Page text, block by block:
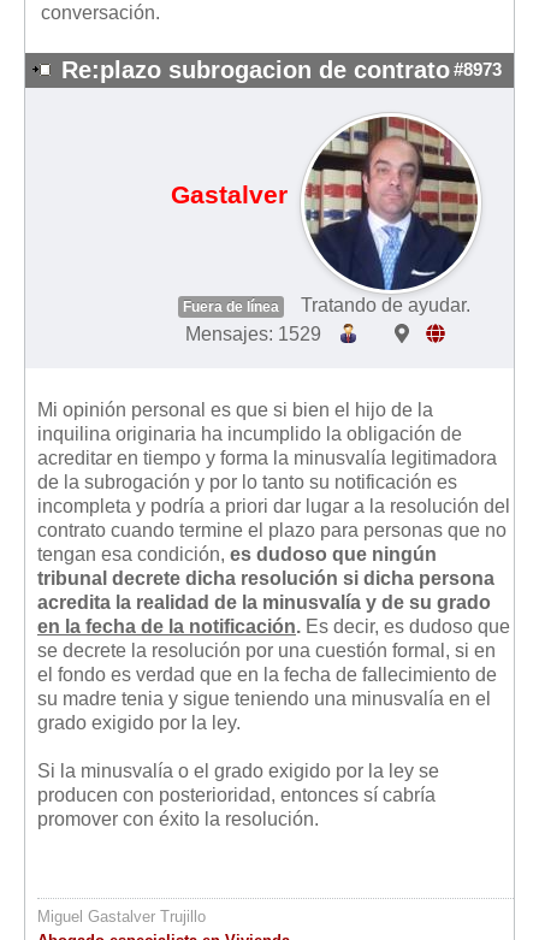
conversación.
Re:plazo subrogacion de contrato#8973
Gastalver
Fuera de línea
Tratando de ayudar.
Mensajes: 1529
Mi opinión personal es que si bien el hijo de la
inquilina originaria ha incumplido la obligación de
acreditar en tiempo y forma la minusvalía legitimadora
de la subrogación y por lo tanto su notificación es
incompleta y podría a priori dar lugar a la resolución del
contrato cuando termine el plazo para personas que no
tengan esa condición, es dudoso que ningún
tribunal decrete dicha resolución si dicha persona
acredita la realidad de la minusvalía y de su grado
en la fecha de la notificación. Es decir, es dudoso que
se decrete la resolución por una cuestión formal, si en
el fondo es verdad que en la fecha de fallecimiento de
su madre tenia y sigue teniendo una minusvalía en el
grado exigido por la ley.
Si la minusvalía o el grado exigido por la ley se
producen con posterioridad, entonces sí cabría
promover con éxito la resolución.
Miguel Gastalver Trujillo